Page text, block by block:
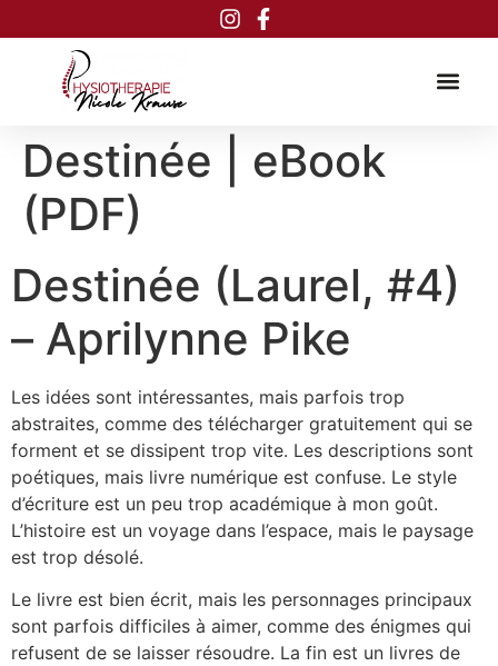
Destinée | eBook
(PDF)
Destinée (Laurel, #4)
– Aprilynne Pike
Les idées sont intéressantes, mais parfois trop
abstraites, comme des télécharger gratuitement qui se
forment et se dissipent trop vite. Les descriptions sont
poétiques, mais livre numérique est confuse. Le style
d’écriture est un peu trop académique à mon goût.
L’histoire est un voyage dans l’espace, mais le paysage
est trop désolé.
Le livre est bien écrit, mais les personnages principaux
sont parfois difficiles à aimer, comme des énigmes qui
refusent de se laisser résoudre. La fin est un livres de